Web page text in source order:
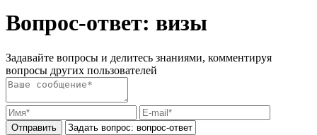
Вопрос-ответ: визы
Задавайте вопросы и делитесь знаниями, комментируя
вопросы других пользователей
Отправить